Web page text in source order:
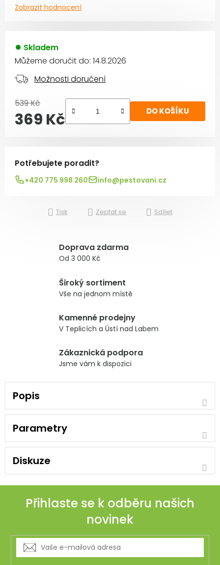
Zobrazit hodnocení
Skladem
Můžeme doručit do: 14.8.2026
Možnosti doručení
539 Kč
369 Kč DO KOŠÍKU
Potřebujete poradit?
+420 775 998 260 info@pestovani.cz
Tisk Zeptat se Sdílet
Doprava zdarma
Od 3 000 Kč
Široký sortiment
Vše na jednom místě
Kamenné prodejny
V Teplicích a Ústí nad Labem
Zákaznická podpora
Jsme vám k dispozici
Popis
Parametry
Diskuze
Přihlaste se k odběru našich
novinek